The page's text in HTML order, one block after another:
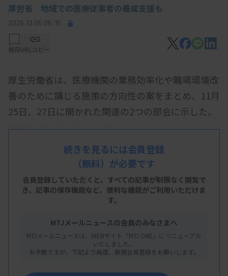
厚労省 地域での医療従事者の養成支援も
2025.12.05 06:15
保存URLコピー
厚生労働省は、医療機関の業務効率化や職場環境改
善のために講じる施策の方向性の案をまとめ、11月
25日、27日に開かれた関連の2つの部会に示した。
業務のDX（デジタルトランスフォーメーション）
化に取り組む医療機関を支援する枠組みを設けるこ
と、業務効率化を院長の責務の一つにすることなど
を盛り込んでいる。
業務のDX化には、効果などのエビデンスの蓄積が
る影響についてデータを集めることを提案。その上
で「業務の効率化を図る場合における診療報酬上求
める基準の柔軟化を検討してはどうか」とし、診療
続きを見るには会員登録
（無料）が必要です
会員登録していただくと、すべての記事が制限なく閲覧で
き、 記事の保存機能など、便利な機能がご利用いただけま
す。
MTJメールニュースの会員のみなさまへ
MTJメールニュースは、WEBサイト「MTJ ONE」にリニューアル
いたしました。
お手数ですが、下記より再度、新規会員登録をお願いします。